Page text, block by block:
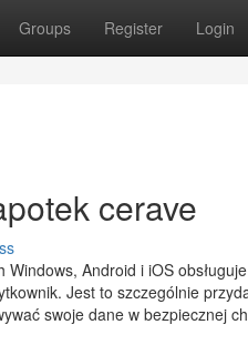
Groups Register Login
cerave
Android i iOS
Jest to szczególnie
swoje dane w bezpiecznej